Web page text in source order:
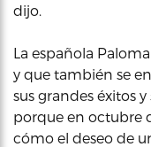
dijo.
La española
y que también se
sus grandes éxitos
porque en octubre
cómo el deseo de